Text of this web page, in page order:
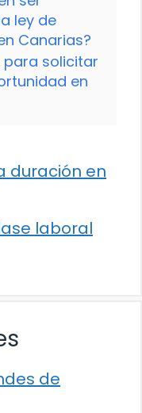
ley de
Canarias?
para solicitar
en
duración en
laboral
de